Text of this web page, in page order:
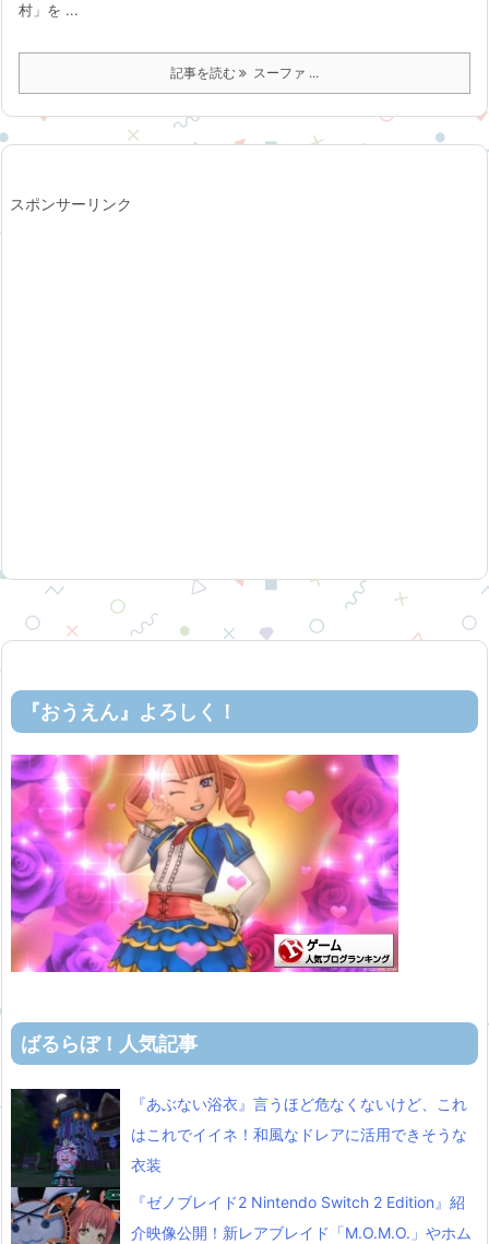
村」を ...
記事を読む スーファ ...
スポンサーリンク
『おうえん』よろしく！
ばるらぼ！人気記事
『あぶない浴衣』言うほど危なくないけど、これ
はこれでイイネ！和風なドレアに活用できそうな
衣装
『ゼノブレイド2 Nintendo Switch 2 Edition』紹
介映像公開！新レアブレイド「M.O.M.O.」やホム